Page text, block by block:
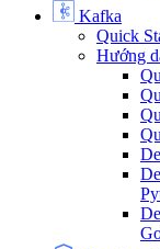
Kafka
Quick
Hướng